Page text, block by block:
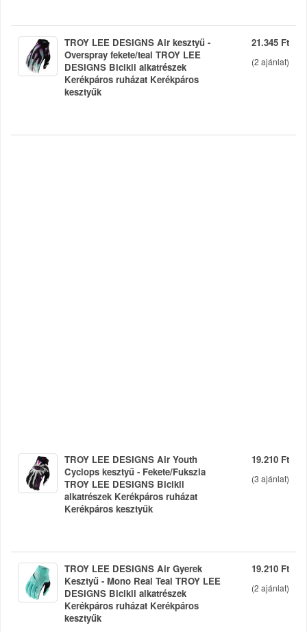
21.345 Ft
(2 ajánlat)
TROY LEE DESIGNS Air kesztyű -
Overspray fekete/teal TROY LEE
DESIGNS Bicikli alkatrészek
Kerékpáros ruházat Kerékpáros
kesztyűk
19.210 Ft
(3 ajánlat)
TROY LEE DESIGNS Air Youth
Cyclops kesztyű - Fekete/Fukszia
TROY LEE DESIGNS Bicikli
alkatrészek Kerékpáros ruházat
Kerékpáros kesztyűk
19.210 Ft
(2 ajánlat)
TROY LEE DESIGNS Air Gyerek
Kesztyű - Mono Real Teal TROY LEE
DESIGNS Bicikli alkatrészek
Kerékpáros ruházat Kerékpáros
kesztyűk